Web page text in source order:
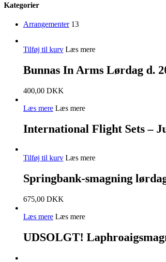
Kategorier
Arrangementer 13
Tilføj til kurv Læs mere
Bunnas In Arms Lørdag d.
400,00 DKK
Læs mere Læs mere
International Flight Sets –
Tilføj til kurv Læs mere
Springbank-smagning
675,00 DKK
Læs mere Læs mere
UDSOLGT!